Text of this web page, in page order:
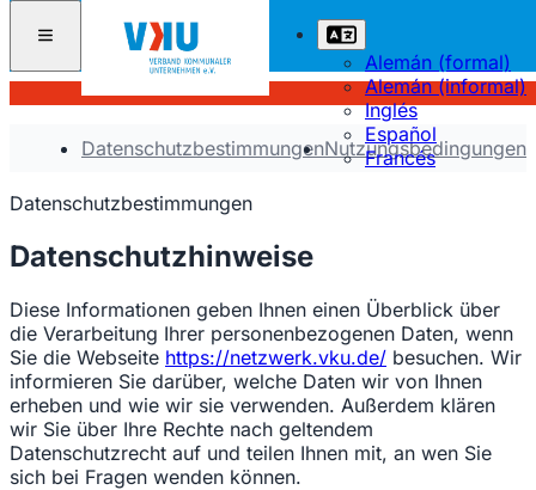
Alemán (formal)
Alemán (informal)
Inglés
Español
Francés
DatenschutzbestimmungenNutzungsbedingungen
Datenschutzbestimmungen
Datenschutzhinweise
Diese Informationen geben Ihnen einen Überblick über
die Verarbeitung Ihrer personenbezogenen Daten, wenn
Sie die Webseite https://netzwerk.vku.de/ besuchen. Wir
informieren Sie darüber, welche Daten wir von Ihnen
erheben und wie wir sie verwenden. Außerdem klären
wir Sie über Ihre Rechte nach geltendem
Datenschutzrecht auf und teilen Ihnen mit, an wen Sie
sich bei Fragen wenden können.